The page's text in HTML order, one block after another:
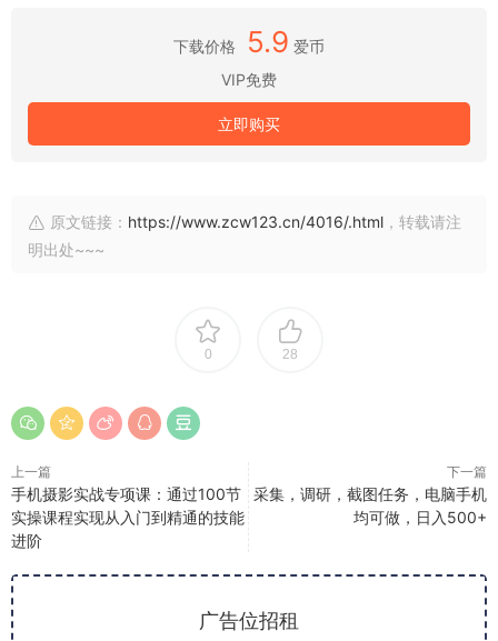
下载价格 5.9 爱币
VIP免费
立即购买
原文链接： https://www.zcw123.cn/4016/.html ，转载请注
明出处~~~
0 28
上一篇
手机摄影实战专项课：通过100节
实操课程实现从入门到精通的技能
进阶
下一篇
采集，调研，截图任务，电脑手机
均可做，日入500+
广告位招租